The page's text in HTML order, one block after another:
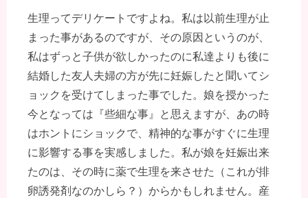
生理ってデリケートですよね。私は以前生理が止
まった事があるのですが、その原因というのが、
私はずっと子供が欲しかったのに私達よりも後に
結婚した友人夫婦の方が先に妊娠したと聞いてシ
ョックを受けてしまった事でした。娘を授かった
今となっては『些細な事』と思えますが、あの時
はホントにショックで、精神的な事がすぐに生理
に影響する事を実感しました。私が娘を妊娠出来
たのは、その時に薬で生理を来させた（これが排
卵誘発剤なのかしら？）からかもしれません。産